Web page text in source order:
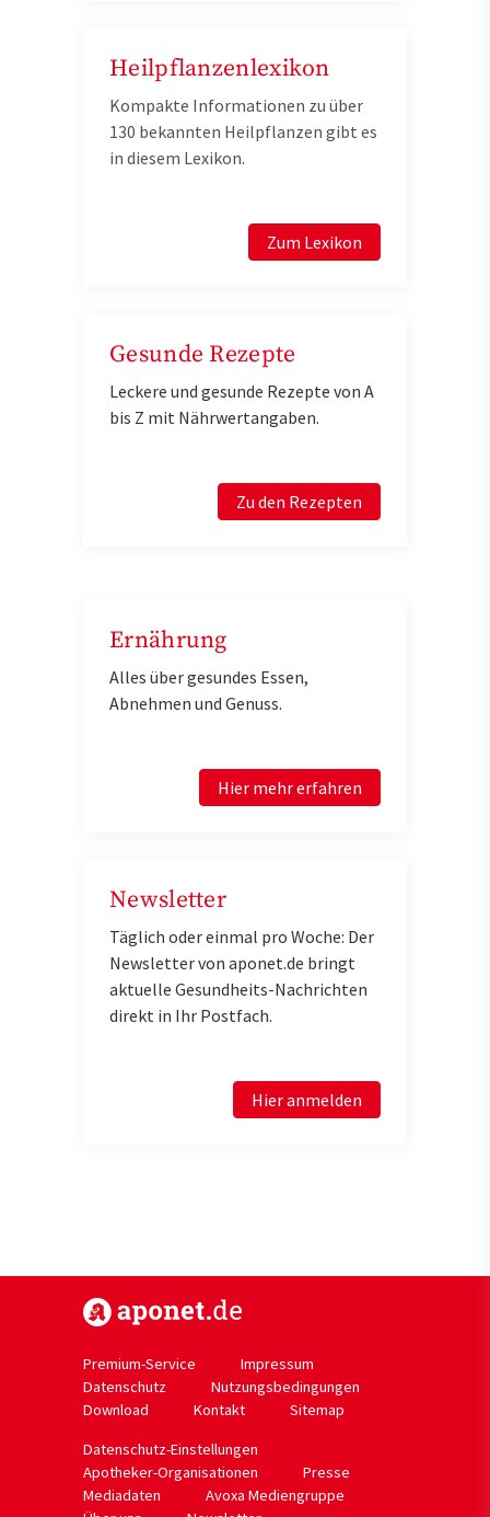
Heilpflanzenlexikon
Kompakte Informationen zu über
130 bekannten Heilpflanzen gibt es
in diesem Lexikon.
Zum Lexikon
Gesunde Rezepte
Leckere und gesunde Rezepte von A
bis Z mit Nährwertangaben.
Zu den Rezepten
Ernährung
Alles über gesundes Essen,
Abnehmen und Genuss.
Hier mehr erfahren
Newsletter
Täglich oder einmal pro Woche: Der
Newsletter von aponet.de bringt
aktuelle Gesundheits-Nachrichten
direkt in Ihr Postfach.
Hier anmelden
Premium-Service
Impressum
Datenschutz
Nutzungsbedingungen
Download
Kontakt
Sitemap
Datenschutz-Einstellungen
Apotheker-Organisationen
Presse
Mediadaten
Avoxa Mediengruppe